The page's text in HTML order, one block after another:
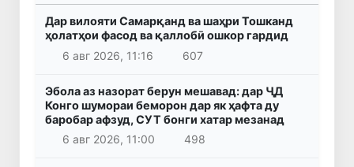
Дар вилояти Самарқанд ва шаҳри Тошканд
ҳолатҳои фасод ва қаллобӣ ошкор гардид
6 авг 2026, 11:16
607
Эбола аз назорат берун мешавад: дар ҶД
Конго шумораи беморон дар як ҳафта ду
баробар афзуд, СУТ бонги хатар мезанад
6 авг 2026, 11:00
498